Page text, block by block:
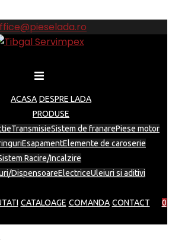
ACASA DESPRE LADA
PRODUSE
TransmisieSistem de franarePiese motor
EsapamentElemente de caroserie
Racire/Incalzire
DispensoareElectriceUleiuri si aditivi
CATALOAGE COMANDA CONTACT 0